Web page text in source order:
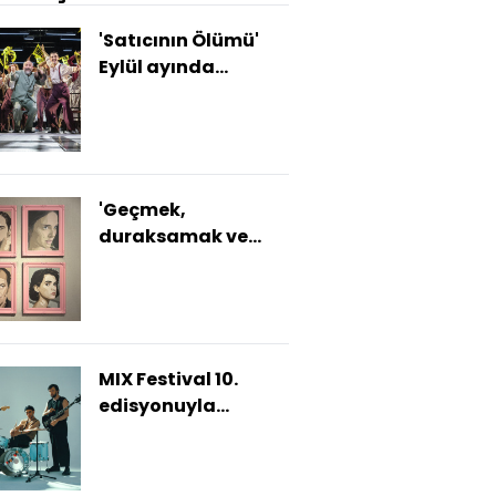
'Satıcının Ölümü'
Eylül ayında
'Geçmek,
duraksamak ve
MIX Festival 10.
edisyonuyla